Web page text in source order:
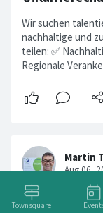
Townsquare
Wir suchen
nachhaltige und
teilen: ✅
Regionale